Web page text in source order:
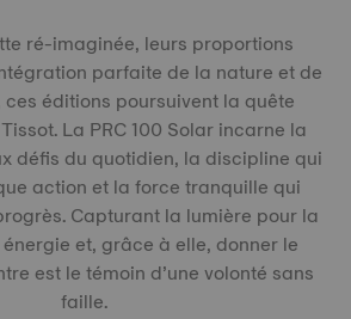
ré-imaginée, leurs proportions
parfaite de la nature et de
éditions poursuivent la quête
La PRC 100 Solar incarne la
défis du quotidien, la discipline qui
action et la force tranquille qui
Capturant la lumière pour la
et, grâce à elle, donner le
est le témoin d’une volonté sans
faille.